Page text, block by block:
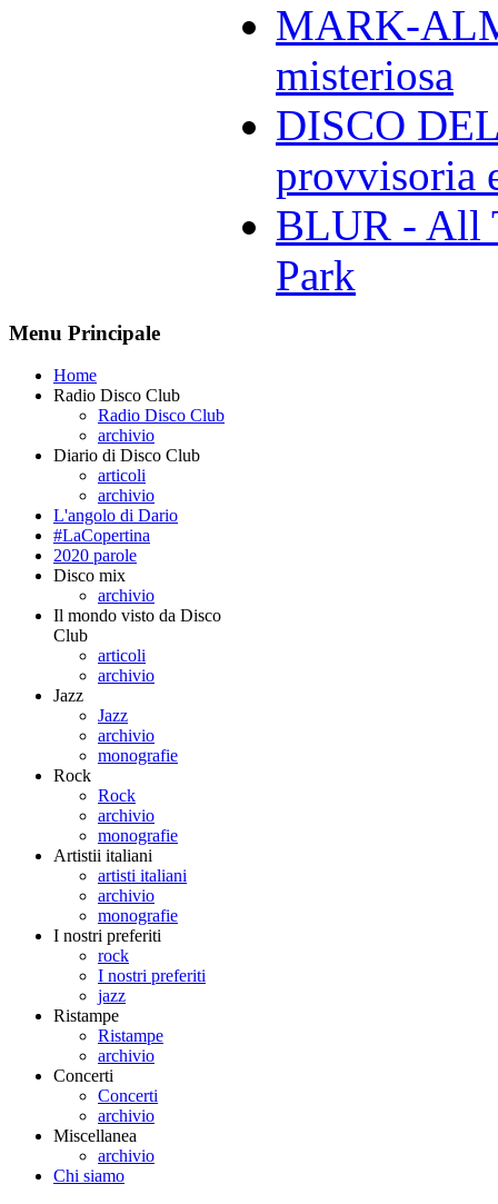
MARK-
misteriosa
DISCO
provvisoria
BLUR - All
Park
Menu Principale
Home
Radio Disco Club
Radio Disco Club
archivio
Diario di Disco Club
articoli
archivio
L'angolo di Dario
#LaCopertina
2020 parole
Disco mix
archivio
Il mondo visto da Disco
Club
articoli
archivio
Jazz
Jazz
archivio
monografie
Rock
Rock
archivio
monografie
Artistii italiani
artisti italiani
archivio
monografie
I nostri preferiti
rock
I nostri preferiti
jazz
Ristampe
Ristampe
archivio
Concerti
Concerti
archivio
Miscellanea
archivio
Chi siamo